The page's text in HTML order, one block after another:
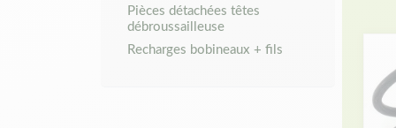
Pièces détachées têtes
débroussailleuse
Recharges bobineaux + fils